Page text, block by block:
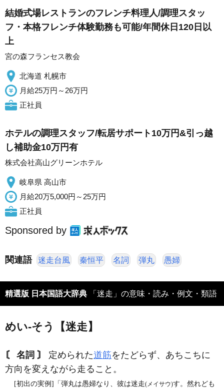
結婚式場レストランのフレンチ料理人/調理スタッ
フ・本格フレンチ体験勤務も可能/年間休日120日以
上
宮の森フランセス教会
北海道 札幌市
月給25万円～26万円
正社員
ホテルの調理スタッフ/転居サポート10万円&引っ越
し補助金10万円有
株式会社高山グリーンホテル
岐阜県 高山市
月給20万5,000円～25万円
正社員
Sponsored by
関連語 迷走台風 秦恒平 名詞 弾丸 愚婦
精選版 日本国語大辞典 「迷走」の意味・読み・例文・類語
めい‐そう【迷走】
〘 名詞 〙 定められた道筋をたどらず、あちこちに
方向を変えながら走ること。
[初出の実例]「弾丸は愚婦なり、彼は迷走(メイサウ)す。然れども